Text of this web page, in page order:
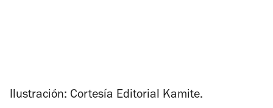
Ilustración: Cortesía Editorial Kamite.